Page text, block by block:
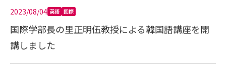
2023/08/04 英語 国際
国際学部長の里正明伍教授による韓国語講座を開
講しました